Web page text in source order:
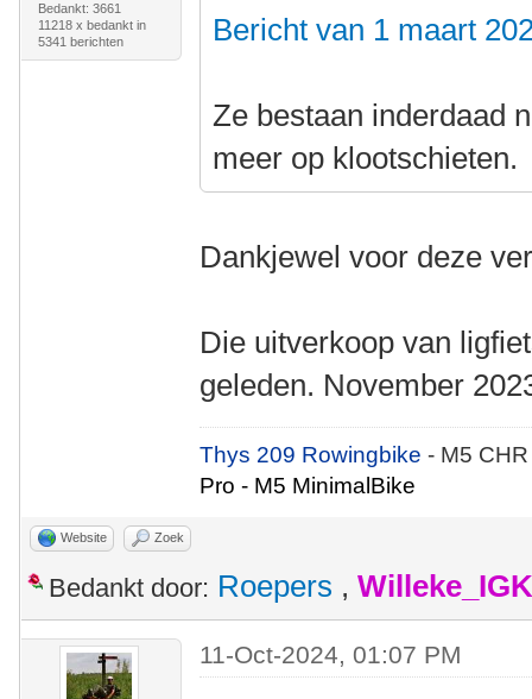
Bedankt: 3661
11218 x bedankt in
5341 berichten
Bericht van 1 maart
Ze bestaan inderdaad
meer op klootschieten.
Dankjewel voor deze
Die uitverkoop van
geleden. November
Thys 209 Rowingbike- M5
Pro - M5 MinimalBike
Website Zoek
Bedankt door: Roepers ,
11-Oct-2024, 01:07 PM